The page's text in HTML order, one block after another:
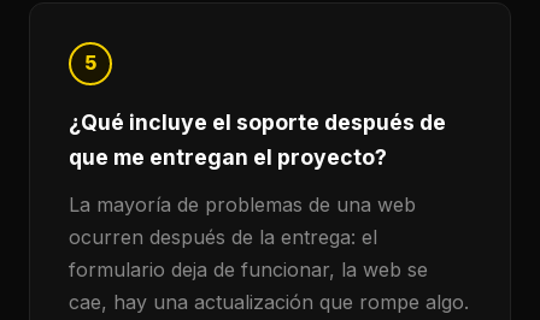
5
¿Qué incluye el soporte después de
que me entregan el proyecto?
La mayoría de problemas de una web
ocurren después de la entrega: el
formulario deja de funcionar, la web se
cae, hay una actualización que rompe algo.